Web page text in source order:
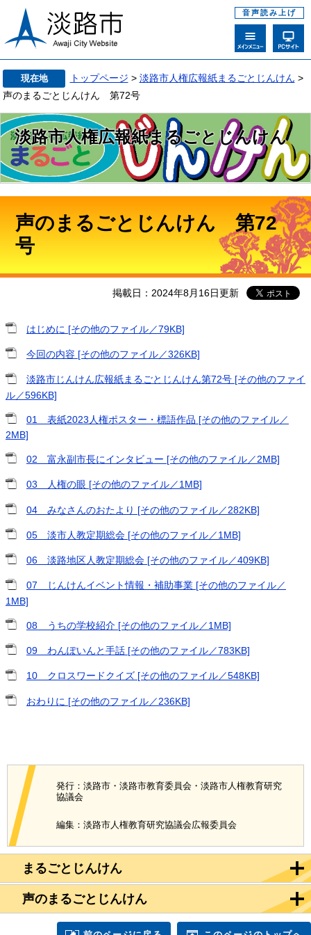
音声読み上げ
現在地 トップページ > 淡路市人権広報紙まるごとじんけん >
声のまるごとじんけん 第72号
淡路市人権広報紙まるごとじんけん
まるごとじんけん
声のまるごとじんけん
声のまるごとじんけん 第72
号
掲載日：2024年8月16日更新
はじめに [その他のファイル／79KB]
今回の内容 [その他のファイル／326KB]
淡路市じんけん広報紙まるごとじんけん第72号 [その他のファイ
ル／596KB]
01＿表紙2023人権ポスター・標語作品 [その他のファイル／
2MB]
02＿富永副市長にインタビュー [その他のファイル／2MB]
03＿人権の眼 [その他のファイル／1MB]
04＿みなさんのおたより [その他のファイル／282KB]
05＿淡市人教定期総会 [その他のファイル／1MB]
06＿淡路地区人教定期総会 [その他のファイル／409KB]
07＿じんけんイベント情報・補助事業 [その他のファイル／
1MB]
08＿うちの学校紹介 [その他のファイル／1MB]
09＿わんぽいんと手話 [その他のファイル／783KB]
10＿クロスワードクイズ [その他のファイル／548KB]
おわりに [その他のファイル／236KB]
発行：淡路市・淡路市教育委員会・淡路市人権教育研究
協議会
編集：淡路市人権教育研究協議会広報委員会